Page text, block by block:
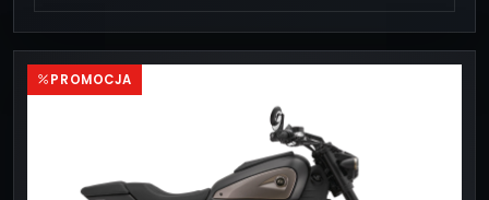
PROMOCJA